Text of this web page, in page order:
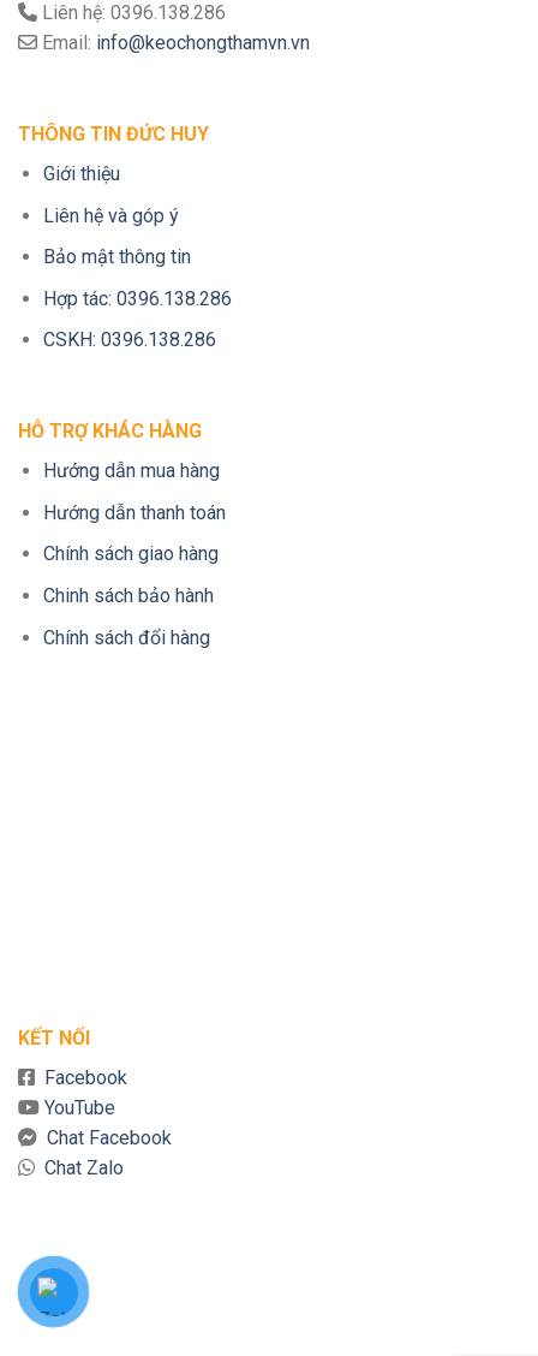
Liên hệ: 0396.138.286
Email: info@keochongthamvn.vn
THÔNG TIN ĐỨC HUY
Giới thiệu
Liên hệ và góp ý
Bảo mật thông tin
Hợp tác: 0396.138.286
CSKH: 0396.138.286
HỖ TRỢ KHÁC HÀNG
Hướng dẫn mua hàng
Hướng dẫn thanh toán
Chính sách giao hàng
Chinh sách bảo hành
Chính sách đổi hàng
KẾT NỐI
Facebook
YouTube
Chat Facebook
Chat Zalo